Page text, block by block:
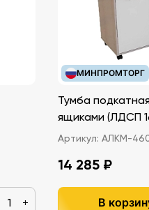
+
МИНПРОМТОРГ
Тумба
ящиками
Артикул: АЛКМ-
14 285 ₽
В